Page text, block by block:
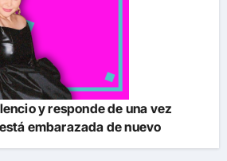
y responde de una vez
embarazada de nuevo